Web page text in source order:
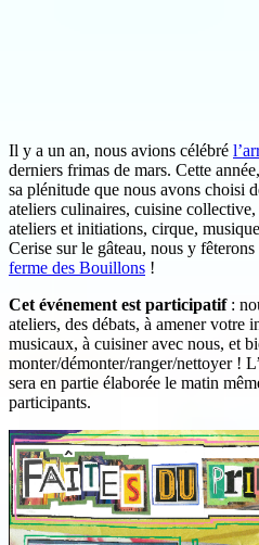
Il y a un an, nous avions célébré
derniers frimas de mars. Cette
sa plénitude que nous avons choisi
ateliers culinaires, cuisine
ateliers et initiations, cirque,
Cerise sur le gâteau, nous y fêterons
ferme des Bouillons !
Cet événement est participatif:
ateliers, des débats, à amener votre
musicaux, à cuisiner avec nous, et
monter/démonter/ranger/nettoyer !
sera en partie élaborée le matin
participants.